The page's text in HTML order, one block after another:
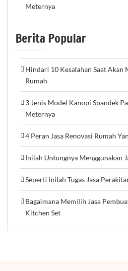
Meternya
Berita Popular
Hindari 10 Kesalahan Saat
Rumah
3 Jenis Model Kanopi Spandek
Meternya
4 Peran Jasa Renovasi Rumah
Inilah Untungnya Menggunakan
Seperti Inilah Tugas Jasa
Bagaimana Memilih Jasa
Kitchen Set